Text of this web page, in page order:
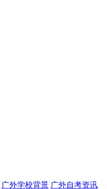
广外学校背景 广外自考资讯